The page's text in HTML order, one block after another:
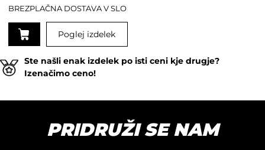
BREZPLAČNA DOSTAVA V SLO
Poglej izdelek
izdelek
ima
različic.
Ste našli enak izdelek po isti ceni kje drugje?
Izenačimo ceno!
PRIDRUŽI SE NAM